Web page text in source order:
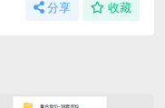
分享 收藏